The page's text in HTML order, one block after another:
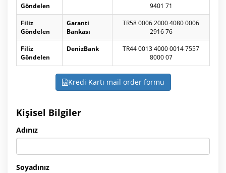
Göndelen
9401 71
Filiz
Göndelen
Garanti
Bankası
TR58 0006 2000 4080 0006
2916 76
Filiz
Göndelen
DenizBank
TR44 0013 4000 0014 7557
8000 07
Kredi Kartı mail order formu
Kişisel Bilgiler
Adınız
Soyadınız